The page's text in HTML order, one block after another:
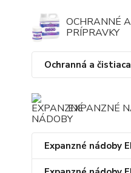
OCHRANNÉ
PRÍPRAVKY
Ochranná a
EXPANZNÉ
Expanzné nádoby